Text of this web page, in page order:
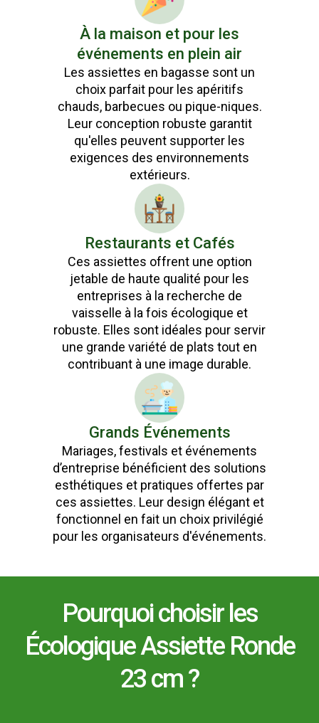
À la maison et pour les
événements en plein air
Les assiettes en bagasse sont un
choix parfait pour les apéritifs
chauds, barbecues ou pique-niques.
Leur conception robuste garantit
qu'elles peuvent supporter les
exigences des environnements
extérieurs.
Restaurants et Cafés
Ces assiettes offrent une option
jetable de haute qualité pour les
entreprises à la recherche de
vaisselle à la fois écologique et
robuste. Elles sont idéales pour servir
une grande variété de plats tout en
contribuant à une image durable.
Grands Événements
Mariages, festivals et événements
d’entreprise bénéficient des solutions
esthétiques et pratiques offertes par
ces assiettes. Leur design élégant et
fonctionnel en fait un choix privilégié
pour les organisateurs d'événements.
Pourquoi choisir les
Écologique Assiette Ronde
23 cm ?